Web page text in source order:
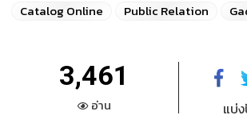
Catalog Online
Public Relation
3,461
อ่าน แบ่